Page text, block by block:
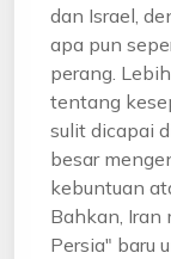
dan Israel,
apa pun
perang.
tentang
sulit dicapai
besar
kebuntuan
Bahkan, Iran
Persia" baru